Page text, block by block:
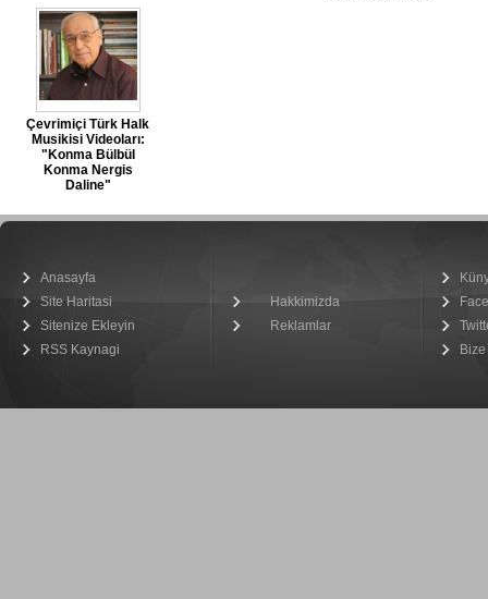
Çevrimiçi Türk Halk
Musikisi Videoları:
"Konma Bülbül
Konma Nergis
Daline"
Anasayfa
Site Haritasi
Sitenize Ekleyin
RSS Kaynagi
Hakkimizda
Reklamlar